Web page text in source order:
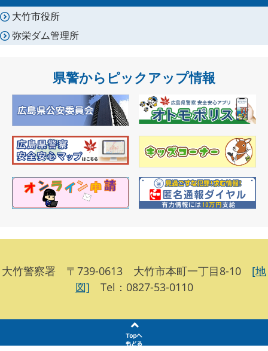
大竹市役所
弥栄ダム管理所
県警からピックアップ情報
大竹警察署 〒739-0613 大竹市本町一丁目8-10 [地
図] Tel：0827-53-0110